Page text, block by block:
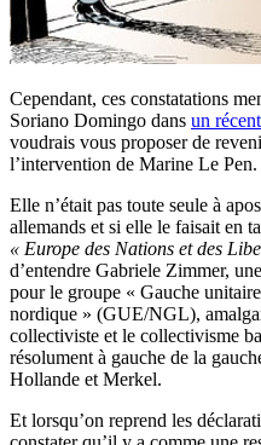
Cependant, ces constatations
Soriano Domingo dans un
voudrais vous proposer de
l’intervention de Marine Le Pen.
Elle n’était pas toute seule à
allemands et si elle le faisait en
« Europe des Nations et des
d’entendre Gabriele Zimmer,
pour le groupe « Gauche
nordique » (GUE/NGL),
collectiviste et le collectivisme
résolument à gauche de la
Hollande et Merkel.
Et lorsqu’on reprend les